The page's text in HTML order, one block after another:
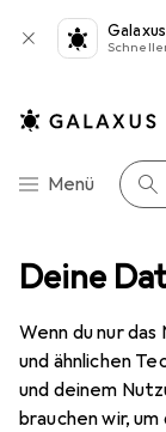
Deine
Wenn du nur
und ähnlichen
und deinem
brauchen wir,
Galaxus
Navigation nach
Menü Suche
Mini Ladegerät